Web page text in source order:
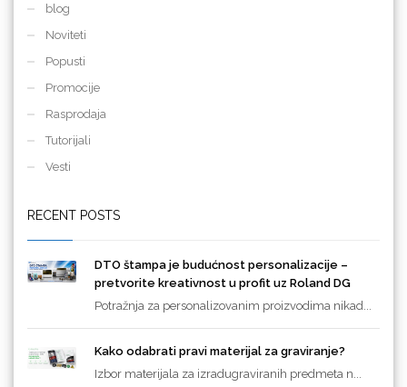
blog
Noviteti
Popusti
Promocije
Rasprodaja
Tutorijali
Vesti
RECENT POSTS
DTO štampa je budućnost personalizacije –
pretvorite kreativnost u profit uz Roland DG
Potražnja za personalizovanim proizvodima nikad...
Kako odabrati pravi materijal za graviranje?
Izbor materijala za izradugraviranih predmeta n...